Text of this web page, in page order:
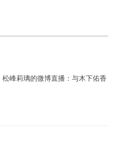
峰莉璃的微博直播：与木下佑香